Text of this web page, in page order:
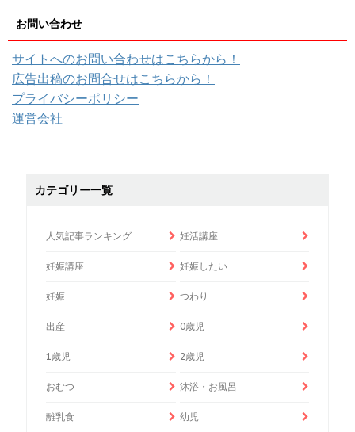
お問い合わせ
サイトへのお問い合わせはこちらから！
広告出稿のお問合せはこちらから！
プライバシーポリシー
運営会社
カテゴリー一覧
人気記事ランキング 妊活講座
妊娠講座 妊娠したい
妊娠 つわり
出産 0歳児
1歳児 2歳児
おむつ 沐浴・お風呂
離乳食 幼児